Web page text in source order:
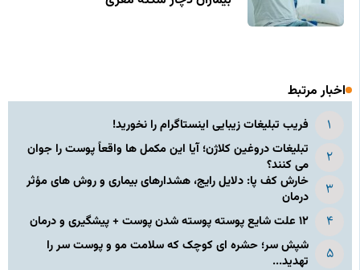
اخبار مرتبط
فریب تبلیغات زیبایی اینستاگرام را نخورید!
تبلیغات دروغین کلاژن؛ آیا این مکمل‌ ها واقعاً پوست را جوان
می‌ کنند؟
خارش کف پا: دلایل رایج، هشدارهای بیماری و روش‌ های مؤثر
درمان
۱۲ علت شایع پوسته‌ پوسته شدن پوست + پیشگیری و درمان
شپش سر؛ حشره‌ ای کوچک که سلامت مو و پوست سر را
تهدید...